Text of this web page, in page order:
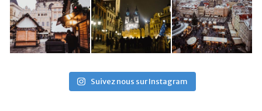
Suivez nous sur Instagram